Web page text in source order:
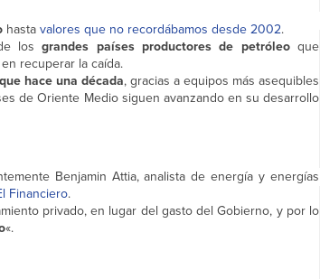
hastavalores que no recordábamos desde 2002.
de losgrandes países productores de petróleoque
recuperar la caída.
hace una década, gracias a equipos más asequibles
de Oriente Medio siguen avanzando en su desarrollo
Benjamin Attia, analista de energía y energías
Financiero.
privado, en lugar del gasto del Gobierno, y por lo
«.